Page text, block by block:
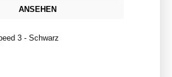
ANSEHEN